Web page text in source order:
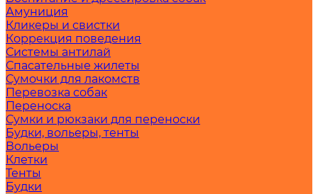
Амуниция
Кликеры и свистки
Коррекция поведения
Системы антилай
Спасательные жилеты
Сумочки для лакомств
Перевозка собак
Переноска
Сумки и рюкзаки для переноски
Будки, вольеры, тенты
Вольеры
Клетки
Тенты
Будки